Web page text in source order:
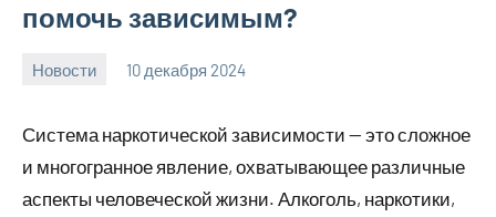
помочь зависимым?
Новости 10 декабря 2024
Система наркотической зависимости — это сложное
и многогранное явление, охватывающее различные
аспекты человеческой жизни. Алкоголь, наркотики,